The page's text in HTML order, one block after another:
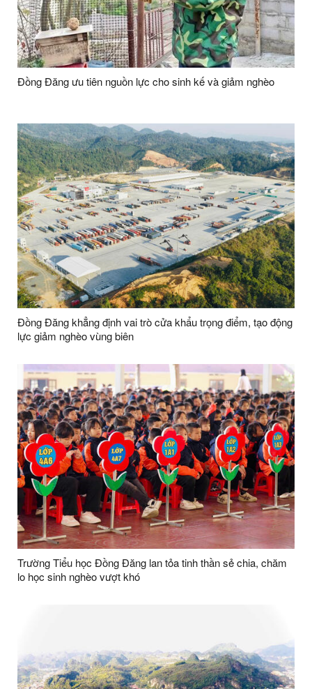
Đồng Đăng ưu tiên nguồn lực cho sinh kế và giảm nghèo
Đồng Đăng khẳng định vai trò cửa khẩu trọng điểm, tạo động
lực giảm nghèo vùng biên
Trường Tiểu học Đồng Đăng lan tỏa tinh thần sẻ chia, chăm
lo học sinh nghèo vượt khó